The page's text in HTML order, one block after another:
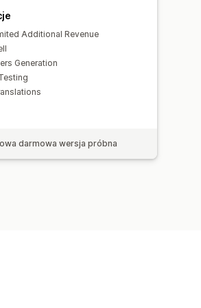
Additional Revenue
Generation
darmowa wersja próbna